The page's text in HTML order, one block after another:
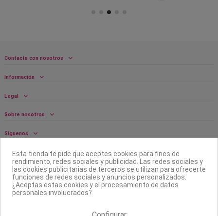
Contacta con nosotros
Información
Legal
Sobre nosotros
Síguenos
Boletín
Esta tienda te pide que aceptes cookies para fines de
rendimiento, redes sociales y publicidad. Las redes sociales y
las cookies publicitarias de terceros se utilizan para ofrecerte
funciones de redes sociales y anuncios personalizados.
¿Aceptas estas cookies y el procesamiento de datos
personales involucrados?